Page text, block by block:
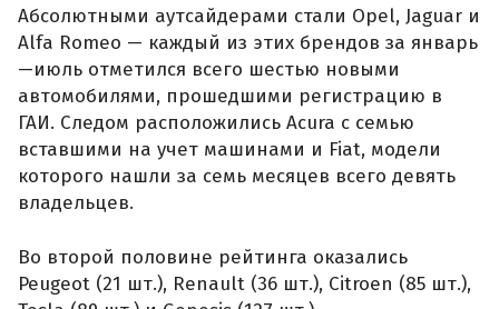
Абсолютными аутсайдерами стали Opel, Jaguar и
Alfa Romeo — каждый из этих брендов за январь
—июль отметился всего шестью новыми
автомобилями, прошедшими регистрацию в
ГАИ. Следом расположились Acura с семью
вставшими на учет машинами и Fiat, модели
которого нашли за семь месяцев всего девять
владельцев.
Во второй половине рейтинга оказались
Peugeot (21 шт.), Renault (36 шт.), Citroen (85 шт.),